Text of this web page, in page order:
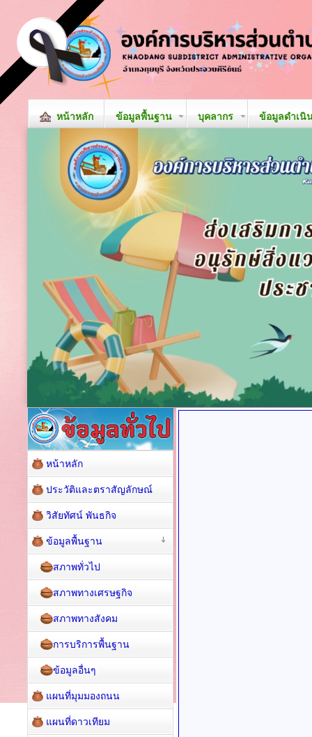
หน้าหลัก ข้อมูลพื้นฐาน บุคลากร ข้อมูลดำเนิ
หน้าหลัก
ประวัติและตราสัญลักษณ์
วิสัยทัศน์ พันธกิจ
ข้อมูลพื้นฐาน
สภาพทั่วไป
สภาพทางเศรษฐกิจ
สภาพทางสังคม
การบริการพื้นฐาน
ข้อมูลอื่นๆ
แผนที่มุมมองถนน
แผนที่ดาวเทียม